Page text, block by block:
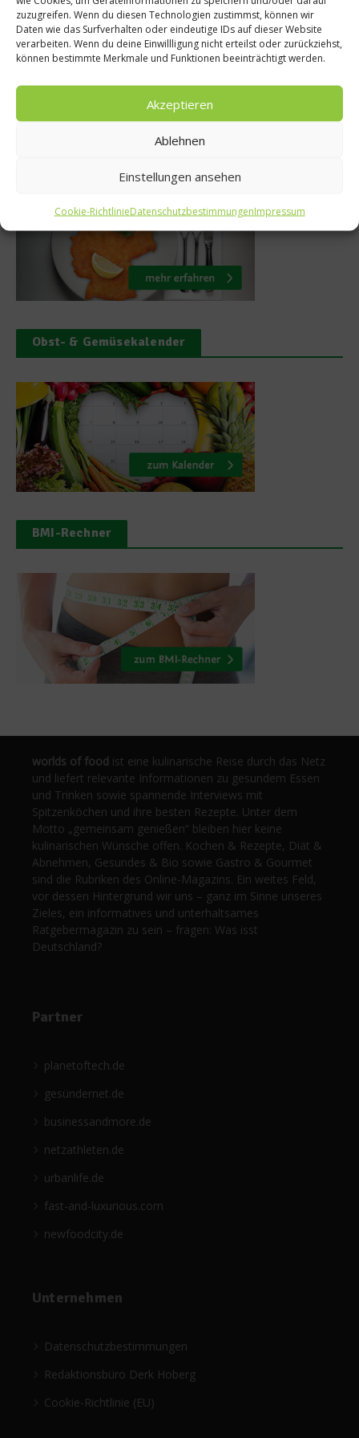
zuzugreifen. Wenn du diesen Technologien zustimmst, können wir
Daten wie das Surfverhalten oder eindeutige IDs auf dieser Website
verarbeiten. Wenn du deine Einwillligung nicht erteilst oder zurückziehst,
können bestimmte Merkmale und Funktionen beeinträchtigt werden.
Akzeptieren
Ablehnen
Einstellungen ansehen
Cookie-RichtlinieDatenschutzbestimmungenImpressum
der
2011
Forum Vini 2011
für
17. November
Was isst Deutschland
Obst- & Gemüsekalender
BMI-Rechner
worlds of food ist eine kulinarische Reise durch das Netz
und liefert relevante Informationen zu gesundem Essen
und Trinken sowie spannende Interviews mit
Spitzenköchen und ihre besten Rezepte. Unter dem
Motto „gemeinsam genießen“ bleiben hier keine
kulinarischen Wünsche offen. Kochen & Rezepte, Diät &
Abnehmen, Gesundes & Bio sowie Gastro & Gourmet
sind die Rubriken des Online-Magazins. Ein weites Feld,
vor dessen Hintergrund wir uns – ganz im Sinne unseres
Zieles, ein informatives und unterhaltsames
Ratgebermagazin zu sein – fragen: Was isst
Deutschland?
Partner
planetoftech.de
gesündernet.de
businessandmore.de
netzathleten.de
urbanlife.de
fast-and-luxurious.com
newfoodcity.de
Unternehmen
Datenschutzbestimmungen
Redaktionsbüro Derk Hoberg
Cookie-Richtlinie (EU)